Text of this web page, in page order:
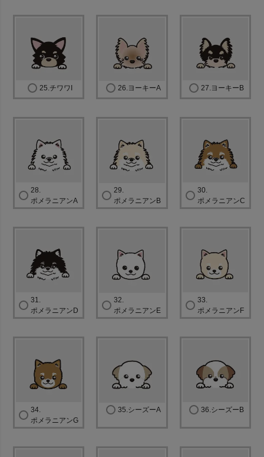
25.チワワI 26.ヨーキーA 27.ヨーキーB
28.
ポメラニアンA
29.
ポメラニアンB
30.
ポメラニアンC
31.
ポメラニアンD
32.
ポメラニアンE
33.
ポメラニアンF
34.
ポメラニアンG
35.シーズーA 36.シーズーB